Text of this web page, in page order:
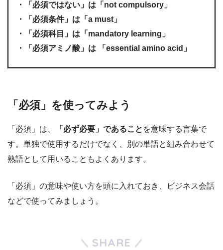
・「必須ではない」は「not compulsory」
・「必須条件」は「a must」
・「必須科目」は「mandatory learning」
・「必須アミノ酸」は 「essential amino acid」
「必須」を使ってみよう
「必須」は、 「必ず必要」であること を意味する言葉で
す。単独で使用するだけでなく、別の単語と組み合わせて
熟語として用いることもよくあります。
「必須」の意味や使い方を頭に入れておき、ビジネス会話
などで使ってみましょう。
SHARE